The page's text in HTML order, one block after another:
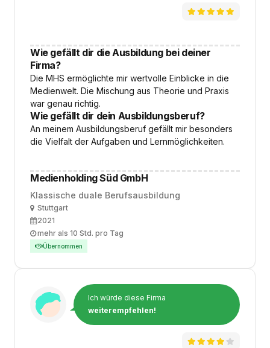
Wie gefällt dir die Ausbildung bei deiner
Firma?
Die MHS ermöglichte mir wertvolle Einblicke in die
Medienwelt. Die Mischung aus Theorie und Praxis
war genau richtig.
Wie gefällt dir dein Ausbildungsberuf?
An meinem Ausbildungsberuf gefällt mir besonders
die Vielfalt der Aufgaben und Lernmöglichkeiten.
Medienholding Süd GmbH
Klassische duale Berufsausbildung
OrtStuttgart
Ausbildungsbeginn
2021
Arbeitszeit
mehr als 10 Std. pro Tag
Übernommen
Ich würde diese Firma
weiterempfehlen!